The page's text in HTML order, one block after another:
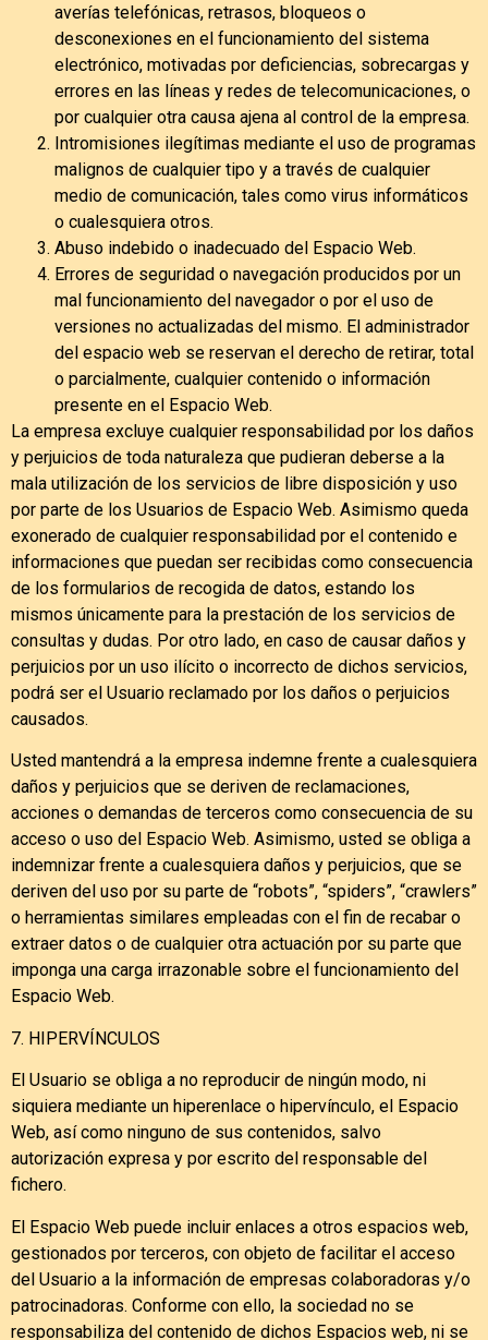
averías telefónicas, retrasos, bloqueos o
desconexiones en el funcionamiento del sistema
electrónico, motivadas por deficiencias, sobrecargas y
errores en las líneas y redes de telecomunicaciones, o
por cualquier otra causa ajena al control de la empresa.
Intromisiones ilegítimas mediante el uso de programas
malignos de cualquier tipo y a través de cualquier
medio de comunicación, tales como virus informáticos
o cualesquiera otros.
Abuso indebido o inadecuado del Espacio Web.
Errores de seguridad o navegación producidos por un
mal funcionamiento del navegador o por el uso de
versiones no actualizadas del mismo. El administrador
del espacio web se reservan el derecho de retirar, total
o parcialmente, cualquier contenido o información
presente en el Espacio Web.
La empresa excluye cualquier responsabilidad por los daños
y perjuicios de toda naturaleza que pudieran deberse a la
mala utilización de los servicios de libre disposición y uso
por parte de los Usuarios de Espacio Web. Asimismo queda
exonerado de cualquier responsabilidad por el contenido e
informaciones que puedan ser recibidas como consecuencia
de los formularios de recogida de datos, estando los
mismos únicamente para la prestación de los servicios de
consultas y dudas. Por otro lado, en caso de causar daños y
perjuicios por un uso ilícito o incorrecto de dichos servicios,
podrá ser el Usuario reclamado por los daños o perjuicios
causados.
Usted mantendrá a la empresa indemne frente a cualesquiera
daños y perjuicios que se deriven de reclamaciones,
acciones o demandas de terceros como consecuencia de su
acceso o uso del Espacio Web. Asimismo, usted se obliga a
indemnizar frente a cualesquiera daños y perjuicios, que se
deriven del uso por su parte de “robots”, “spiders”, “crawlers”
o herramientas similares empleadas con el fin de recabar o
extraer datos o de cualquier otra actuación por su parte que
imponga una carga irrazonable sobre el funcionamiento del
Espacio Web.
7. HIPERVÍNCULOS
El Usuario se obliga a no reproducir de ningún modo, ni
siquiera mediante un hiperenlace o hipervínculo, el Espacio
Web, así como ninguno de sus contenidos, salvo
autorización expresa y por escrito del responsable del
fichero.
El Espacio Web puede incluir enlaces a otros espacios web,
gestionados por terceros, con objeto de facilitar el acceso
del Usuario a la información de empresas colaboradoras y/o
patrocinadoras. Conforme con ello, la sociedad no se
responsabiliza del contenido de dichos Espacios web, ni se